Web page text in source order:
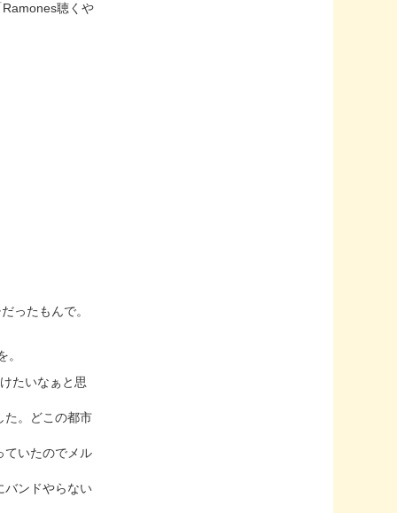
聴くや
ったもんで。
たいなぁと思
た。どこの都市
ていたのでメル
バンドやらない